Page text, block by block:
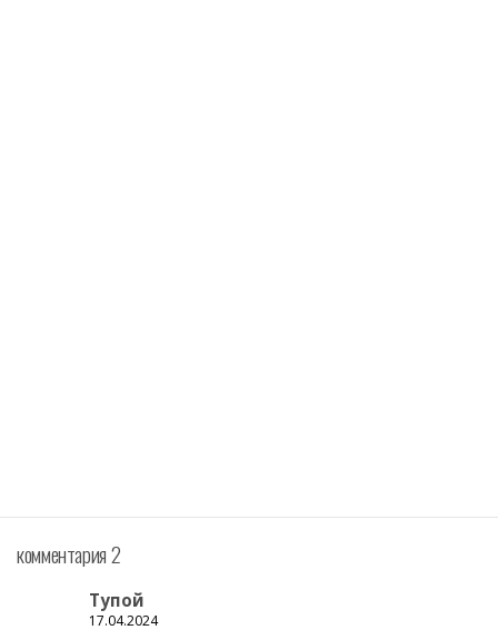
комментария 2
Тупой
17.04.2024